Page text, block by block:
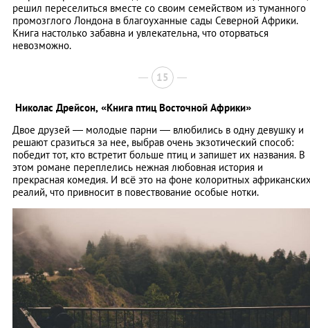
решил переселиться вместе со своим семейством из туманного
промозглого Лондона в благоуханные сады Северной Африки.
Книга настолько забавна и увлекательна, что оторваться
невозможно.
15
Николас Дрейсон, «Книга птиц Восточной Африки»
Двое друзей — молодые парни — влюбились в одну девушку и
решают сразиться за нее, выбрав очень экзотический способ:
победит тот, кто встретит больше птиц и запишет их названия. В
этом романе переплелись нежная любовная история и
прекрасная комедия. И всё это на фоне колоритных
реалий, что привносит в повествование особые нотки.